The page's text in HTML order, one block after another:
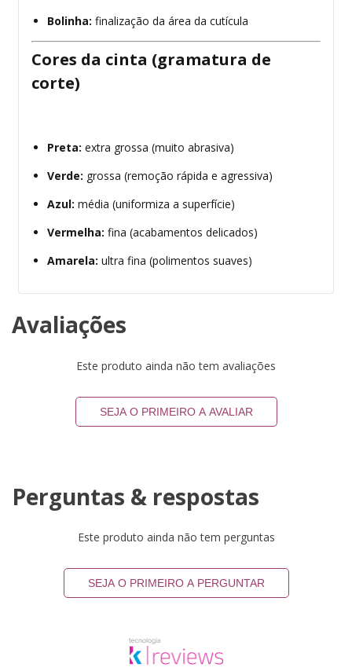
Bolinha: finalização da área da cutícula
Cores da cinta (gramatura de
corte)
Preta: extra grossa (muito abrasiva)
Verde: grossa (remoção rápida e agressiva)
Azul: média (uniformiza a superfície)
Vermelha: fina (acabamentos delicados)
Amarela: ultra fina (polimentos suaves)
Avaliações
Este produto ainda não tem avaliações
SEJA O PRIMEIRO A AVALIAR
Perguntas & respostas
Este produto ainda não tem perguntas
SEJA O PRIMEIRO A PERGUNTAR